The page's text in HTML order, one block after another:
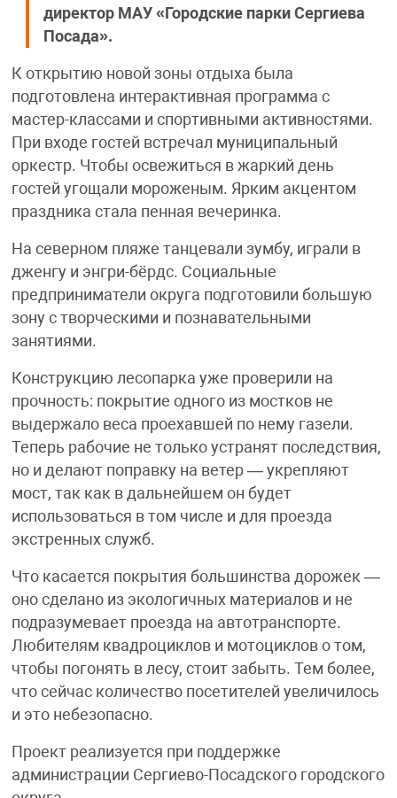
директор МАУ «Городские парки Сергиева
Посада».
К открытию новой зоны отдыха была
подготовлена интерактивная программа с
мастер-классами и спортивными активностями.
При входе гостей встречал муниципальный
оркестр. Чтобы освежиться в жаркий день
гостей угощали мороженым. Ярким акцентом
праздника стала пенная вечеринка.
На северном пляже танцевали зумбу, играли в
дженгу и энгри-бёрдс. Социальные
предприниматели округа подготовили большую
зону с творческими и познавательными
занятиями.
Конструкцию лесопарка уже проверили на
прочность: покрытие одного из мостков не
выдержало веса проехавшей по нему газели.
Теперь рабочие не только устранят последствия,
но и делают поправку на ветер — укрепляют
мост, так как в дальнейшем он будет
использоваться в том числе и для проезда
экстренных служб.
Что касается покрытия большинства дорожек —
оно сделано из экологичных материалов и не
подразумевает проезда на автотранспорте.
Любителям квадроциклов и мотоциклов о том,
чтобы погонять в лесу, стоит забыть. Тем более,
что сейчас количество посетителей увеличилось
и это небезопасно.
Проект реализуется при поддержке
администрации Сергиево-Посадского городского